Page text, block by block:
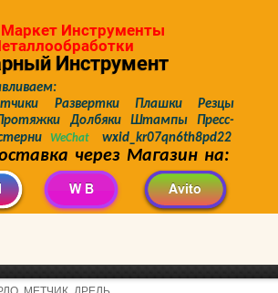
Маркет Инструменты
Инструмент
Развертки Плашки Резцы
Долбяки Штампы Пресс-
WeChat wxid_kr07qn6th8pd22
через Магазин на: